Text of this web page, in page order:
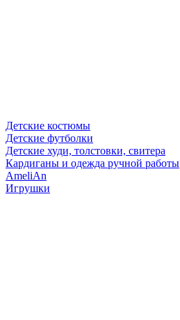
Детские костюмы
Детские футболки
Детские худи, толстовки, свитера
Кардиганы и одежда ручной работы
AmeliAn
Игрушки